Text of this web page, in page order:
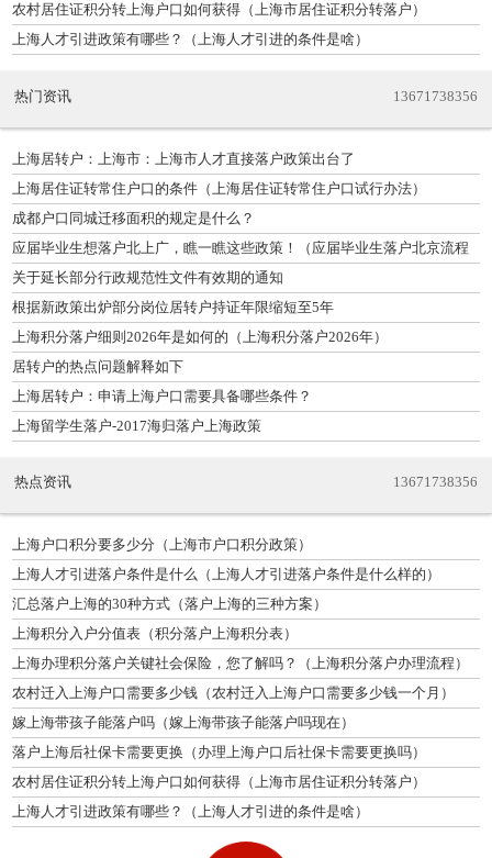
农村居住证积分转上海户口如何获得（上海市居住证积分转落户）
上海人才引进政策有哪些？（上海人才引进的条件是啥）
热门资讯 13671738356
上海居转户：上海市：上海市人才直接落户政策出台了
上海居住证转常住户口的条件（上海居住证转常住户口试行办法）
成都户口同城迁移面积的规定是什么？
应届毕业生想落户北上广，瞧一瞧这些政策！（应届毕业生落户北京流程
最长需要多久）
关于延长部分行政规范性文件有效期的通知
根据新政策出炉部分岗位居转户持证年限缩短至5年
上海积分落户细则2026年是如何的（上海积分落户2026年）
居转户的热点问题解释如下
上海居转户：申请上海户口需要具备哪些条件？
上海留学生落户-2017海归落户上海政策
热点资讯 13671738356
上海户口积分要多少分（上海市户口积分政策）
上海人才引进落户条件是什么（上海人才引进落户条件是什么样的）
汇总落户上海的30种方式（落户上海的三种方案）
上海积分入户分值表（积分落户上海积分表）
上海办理积分落户关键社会保险，您了解吗？（上海积分落户办理流程）
农村迁入上海户口需要多少钱（农村迁入上海户口需要多少钱一个月）
嫁上海带孩子能落户吗（嫁上海带孩子能落户吗现在）
落户上海后社保卡需要更换（办理上海户口后社保卡需要更换吗）
农村居住证积分转上海户口如何获得（上海市居住证积分转落户）
上海人才引进政策有哪些？（上海人才引进的条件是啥）